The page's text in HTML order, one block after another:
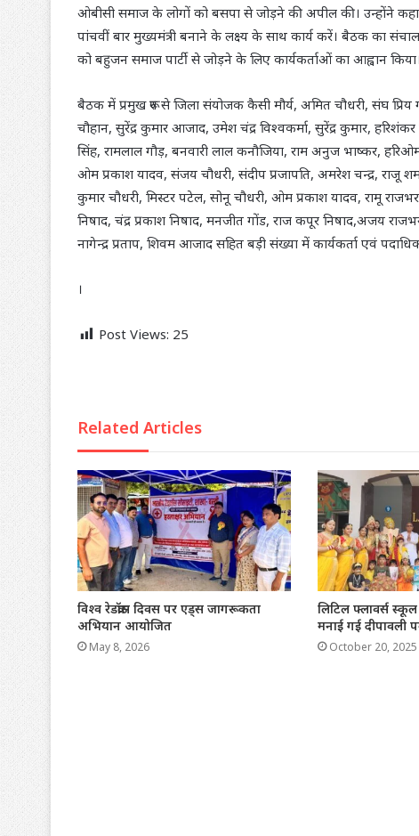
ओबीसी समाज के लोगों को बसपा से जोड़ने की अपील की। उन्होंने कहा
पांचवीं बार मुख्यमंत्री बनाने के लक्ष्य के साथ कार्य करें। बैठक का
को बहुजन समाज पार्टी से जोड़ने के लिए कार्यकर्ताओं का आह्वान किया।
बैठक में प्रमुख रूप से जिला संयोजक कैसी मौर्य, अमित चौधरी, संघ
चौहान, सुरेंद्र कुमार आजाद, उमेश चंद्र विश्वकर्मा, सुरेंद्र कुमार,
सिंह, रामलाल गौड़, बनवारी लाल कनौजिया, राम अनुज भाष्कर,
ओम प्रकाश यादव, संजय चौधरी, संदीप प्रजापति, अमरेश चन्द्र, राजू
कुमार चौधरी, मिस्टर पटेल, सोनू चौधरी, ओम प्रकाश यादव, रामू
निषाद, चंद्र प्रकाश निषाद, मनजीत गोंड, राज कपूर निषाद,अजय
नागेन्द्र प्रताप, शिवम आजाद सहित बड़ी संख्या में कार्यकर्ता एवं
।
Post Views: 25
Related Articles
विश्व रेडक्रॉस दिवस पर एड्स जागरूकता
अभियान आयोजित
May 8, 2026
लिटिल फ्लावर्स
मनाई गई दीपावली
October 20, 2025